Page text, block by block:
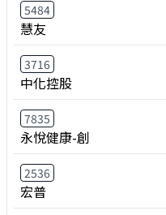
5484
慧友
3716
中化控股
7835
永悅健康-創
2536
宏普